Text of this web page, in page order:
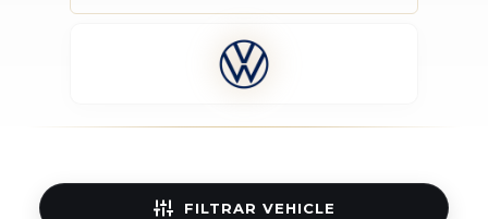
FILTRAR VEHICLE